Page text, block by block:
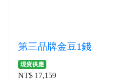
第三品牌金豆1錢
現貨供應
NT$ 17,159